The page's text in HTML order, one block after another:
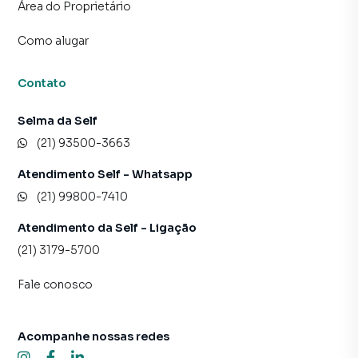
CONSUMO DE ÁGUA, LUZ E GÁS.
RESERVA. TODOS OS PAGAMENTOS À IMOBILIÁRIA
CONTRATO.*
Área do Proprietário
Como alugar
Contato
Selma da Self
(21) 93500-3663
Atendimento Self - Whatsapp
(21) 99800-7410
Atendimento da Self - Ligação
(21) 3179-5700
Fale conosco
Acompanhe nossas redes